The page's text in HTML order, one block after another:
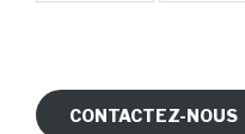
CONTACTEZ-NOUS